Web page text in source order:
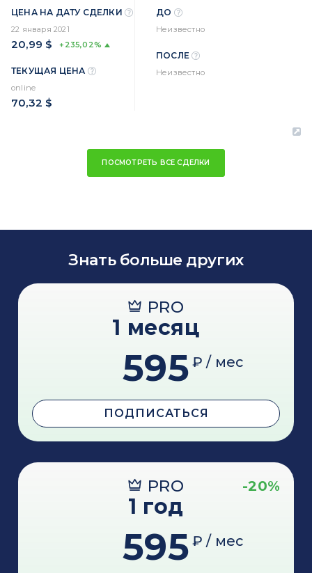
ЦЕНА НА ДАТУ СДЕЛКИ
22 января 2021
20,99 $ +235,02%
ТЕКУЩАЯ ЦЕНА
online
70,32 $
ДО
Неизвестно
ПОСЛЕ
Неизвестно
ПОСМОТРЕТЬ ВСЕ СДЕЛКИ
Знать больше других
PRO
1 месяц
595 ₽ / мес
ПОДПИСАТЬСЯ
PRO -20%
1 год
595 ₽ / мес